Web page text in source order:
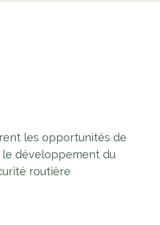
les opportunités de
développement du
routière